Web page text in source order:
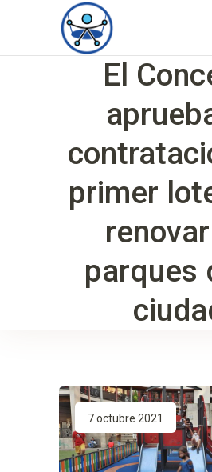
El
primer
parques
7 octubre 2021